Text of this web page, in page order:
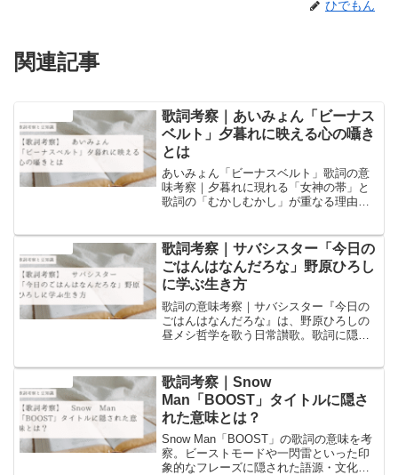
ひでもん
関連記事
歌詞考察｜あいみょん「ビーナス
ベルト」夕暮れに映える心の囁き
とは
あいみょん「ビーナスベルト」歌詞の意
味考察｜夕暮れに現れる「女神の帯」と
歌詞の「むかしむかし」が重なる理由と
深掘り解説。
歌詞考察｜サバシスター「今日の
ごはんはなんだろな」野原ひろし
に学ぶ生き方
歌詞の意味考察｜サバシスター『今日の
ごはんはなんだろな』は、野原ひろしの
昼メシ哲学を歌う日常讃歌。歌詞に隠さ
歌詞考察｜Snow
Man「BOOST」タイトルに隠さ
れた意味とは？
Snow Man「BOOST」の歌詞の意味を考
察。ビーストモードや一閃雷といった印
象的なフレーズに隠された語源・文化的